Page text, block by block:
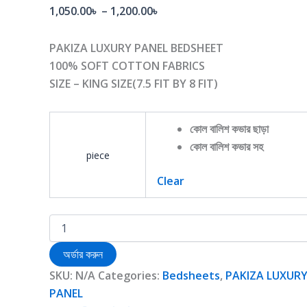
m
1,050.00৳ – 1,200.00৳
PAKIZA LUXURY PANEL BEDSHEET
100% SOFT COTTON FABRICS
SIZE – KING SIZE(7.5 FIT BY 8 FIT)
piece
কোল বালিশ কভার ছাড়া
কোল বালিশ কভার সহ
Clear
অর্ডার করুন
SKU: N/A Categories: Bedsheets, PAKIZA
PANEL